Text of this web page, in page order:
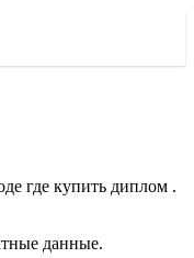
где купить диплом .
данные.